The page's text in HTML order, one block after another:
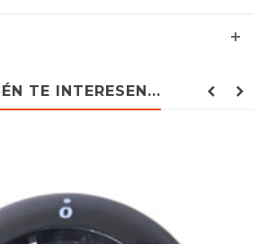
TE INTERESEN...